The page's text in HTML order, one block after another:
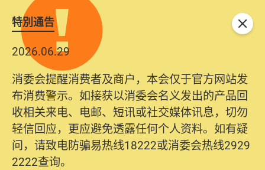
特別通告
2026.06.29
消委会提醒消费者及商户，本会仅于官方网站发
布消费警示。如接获以消委会名义发出的产品回
收相关来电、电邮、短讯或社交媒体讯息，切勿
轻信回应，更应避免透露任何个人资料。如有疑
问，请致电防骗易热线18222或消委会热线2929
2222查询。
关闭